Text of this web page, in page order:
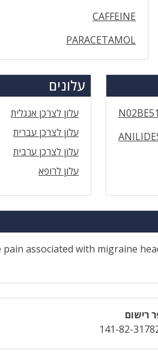
CAFFEINE
PARACETAMOL
N02BE51
עלונים
עלון לצרכן אנגלית
עלון לצרכן עברית
עלון לצרכן ערבית
עלון לרופא
associated with migraine
רישום
141-82-